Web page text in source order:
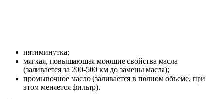
пятиминутка;
мягкая, повышающая моющие свойства масла
(заливается за 200-500 км до замены масла);
промывочное масло (заливается в полном объеме, при
этом меняется фильтр).